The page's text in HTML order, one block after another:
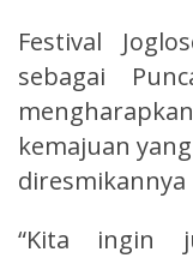
Festival
sebagai
kemajuan
“Kita ingin